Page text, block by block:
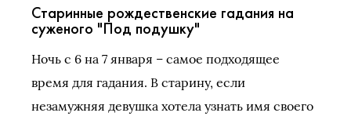
Старинные рождественские гадания на
суженого "Под подушку"
Ночь с 6 на 7 января – самое подходящее
время для гадания. В старину, если
незамужняя девушка хотела узнать имя своего